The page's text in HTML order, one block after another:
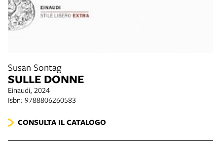
Susan Sontag
SULLE DONNE
Einaudi, 2024
Isbn: 9788806260583
CONSULTA IL CATALOGO